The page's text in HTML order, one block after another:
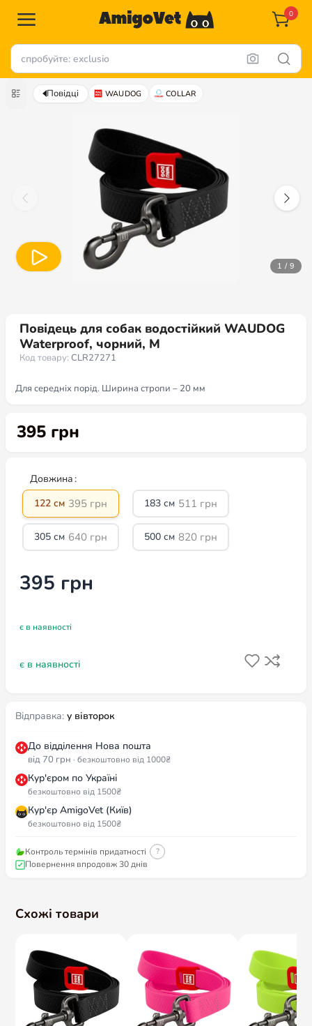
0
Повідці WAUDOG COLLAR
1 / 9
Повідець для собак водостійкий WAUDOG
Waterproof, чорний, M
Код товару: CLR27271
Для середніх порід. Ширина стропи – 20 мм
395 грн
Довжина
122 см 395 грн 183 см 511 грн
305 см 640 грн 500 см 820 грн
є в наявності
395 грн
є в наявності
Відправка: у вівторок
До відділення Нова пошта
від 70 грн · безкоштовно від 1000₴
Кур'єром по Україні
безкоштовно від 1500₴
Кур'єр AmigoVet (Київ)
безкоштовно від 1500₴
Контроль термінів придатності ?
Повернення впродовж 30 днів
Схожі товари